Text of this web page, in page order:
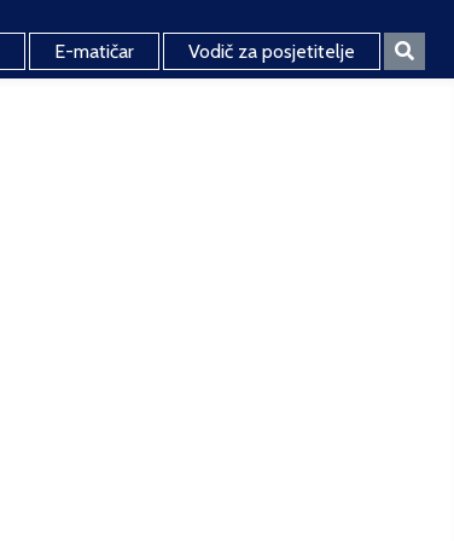
E-matičar Vodič za posjetitelje